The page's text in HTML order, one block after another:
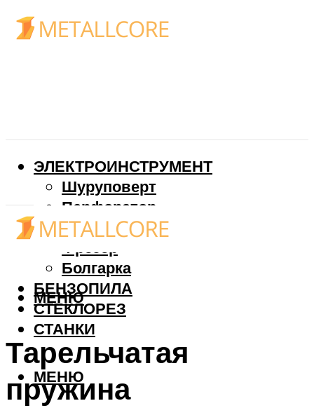
ЭЛЕКТРОИНСТРУМЕНТ
Шуруповерт
Перфоратор
Дрель
Фрезер
Болгарка
БЕНЗОПИЛА
СТЕКЛОРЕЗ
СТАНКИ
МЕНЮ
МЕНЮ
Тарельчатая
пружина